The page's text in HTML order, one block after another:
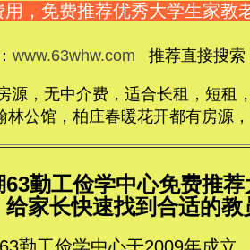
，免费推荐优秀大学生家教
www.63whw.com 推荐直接搜索
源，无中介费，适合长租，短租
公馆，柏庄春暖花开都有房源
63勤工俭学中心免费推
给家长快速找到合适的教